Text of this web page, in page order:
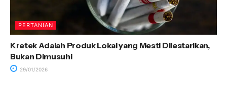
PERTANIAN
Kretek Adalah Produk Lokal yang Mesti Dilestarikan,
Bukan Dimusuhi
29/01/2026